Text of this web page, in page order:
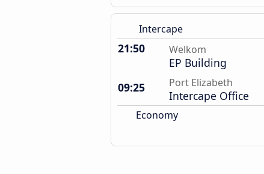
Intercape
21:50 Welkom
EP Building
09:25
Port Elizabeth
Intercape Office
Economy